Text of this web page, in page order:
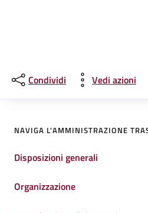
Condividi Vedi azioni
NAVIGA L'AMMINISTRAZIONE
Disposizioni generali
Organizzazione